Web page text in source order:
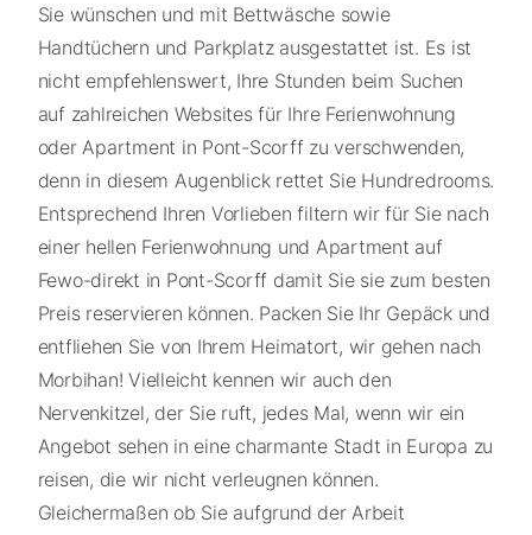
Sie wünschen und mit Bettwäsche sowie
Handtüchern und Parkplatz ausgestattet ist. Es ist
nicht empfehlenswert, Ihre Stunden beim Suchen
auf zahlreichen Websites für Ihre Ferienwohnung
oder Apartment in Pont-Scorff zu verschwenden,
denn in diesem Augenblick rettet Sie Hundredrooms.
Entsprechend Ihren Vorlieben filtern wir für Sie nach
einer hellen Ferienwohnung und Apartment auf
Fewo-direkt in Pont-Scorff damit Sie sie zum besten
Preis reservieren können. Packen Sie Ihr Gepäck und
entfliehen Sie von Ihrem Heimatort, wir gehen nach
Morbihan! Vielleicht kennen wir auch den
Nervenkitzel, der Sie ruft, jedes Mal, wenn wir ein
Angebot sehen in eine charmante Stadt in Europa zu
reisen, die wir nicht verleugnen können.
Gleichermaßen ob Sie aufgrund der Arbeit